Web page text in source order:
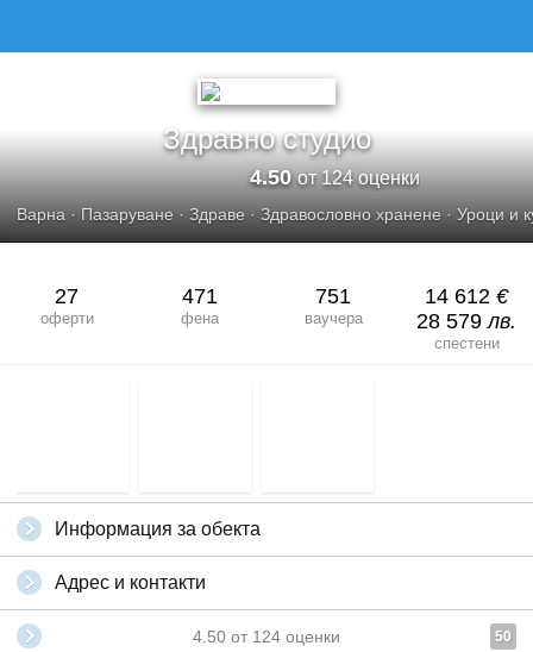
Здравно студио
4.50от 124 оценки
Варна · Пазаруване · Здраве · Здравословно хранене · Уроци и
27
оферти
471
фена
751
ваучера
14 612 €
28 579лв.
спестени
Информация за обекта
Адрес и контакти
4.50 от 124 оценки 50